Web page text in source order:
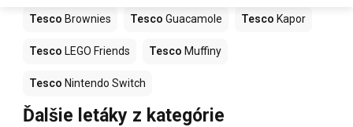
Tesco Brownies Tesco Guacamole Tesco Kapor
Tesco LEGO Friends Tesco Muffiny
Tesco Nintendo Switch
Ďalšie letáky z kategórie